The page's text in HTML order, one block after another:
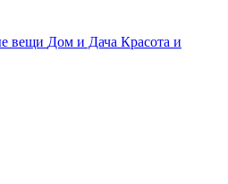
вещи Дом и Дача Красота и